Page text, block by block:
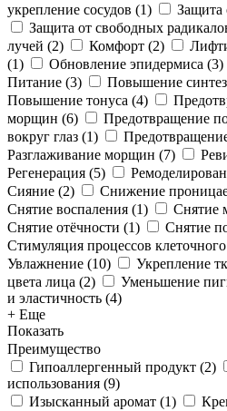
укрепление сосудов (1) Защита
Защита от свободных
лучей (2) Комфорт (2)
(1) Обновление эпидермиса (3)
Питание (3) Повышение
Повышение тонуса (4)
морщин (6)
Предотвращение
вокруг глаз (1)
Разглаживание морщин (7)
Регенерация (5)
Сияние (2) Снижение
Снятие воспаления (1) Снятие
Снятие отёчности (1) Снятие
Стимуляция процессов
Увлажнение (10) Укрепление
цвета лица (2) Уменьшение
и эластичность (4)
+ Еще
Показать
Преимущество
Гипоаллергенный продукт (2)
использования (9)
Изысканный аромат (1)